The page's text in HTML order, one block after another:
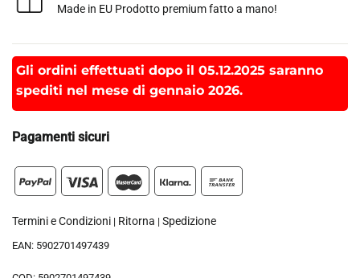
Made in EU Prodotto premium fatto a mano!
Gli ordini effettuati dopo il 05.12.2025 saranno
spediti nel mese di gennaio 2026.
Pagamenti sicuri
Termini e Condizioni | Ritorna | Spedizione
EAN: 5902701497439